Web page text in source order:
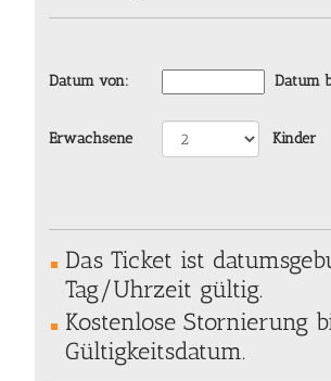
Datum von: Datum
Erwachsene Kinder
Das Ticket ist
Tag/Uhrzeit gültig.
Kostenlose Stornierung
Gültigkeitsdatum.